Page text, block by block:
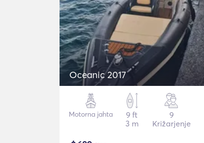
Oceanic 2017
Motorna jahta
9 ft
3 m
9
Križarjenje